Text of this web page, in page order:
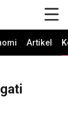
Artikel